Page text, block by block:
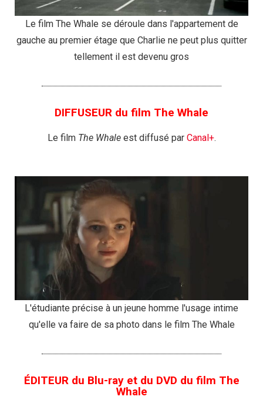
Le film The Whale se déroule dans l'appartement de
gauche au premier étage que Charlie ne peut plus quitter
tellement il est devenu gros
DIFFUSEUR du film The Whale
Le film The Whaleest diffusé par Canal+.
L'étudiante précise à un jeune homme l'usage intime
qu'elle va faire de sa photo dans le film The Whale
ÉDITEUR du Blu-ray et du DVD du film The
Whale